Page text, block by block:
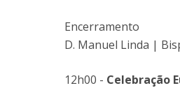
Encerramento
D. Manuel Linda |
12h00 - Celebração